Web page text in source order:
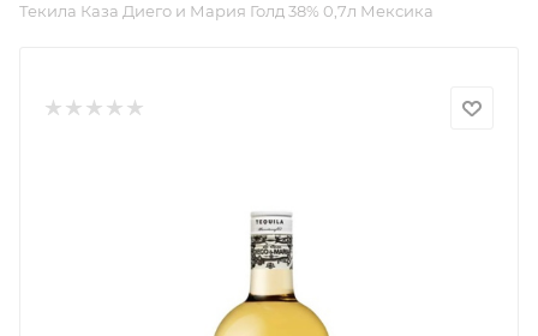
Текила Каза Диего и Мария Голд 38% 0,7л Мексика